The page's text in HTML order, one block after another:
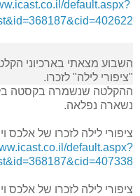
default.aspx?
השבוע מצאתי בארכיוני
"ציפורי לילה" לזכרו.
ההקלטה שנשמרה בקסטה
נשארה נפלאה.
ציפורי לילה לזכרו של אלכס וייס ז"ל
default.aspx?
ציפורי לילה לזכרו של אלכס וייס ז"ל